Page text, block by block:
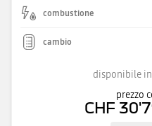
combustione
cambio
disponibile
prezzo
CHF